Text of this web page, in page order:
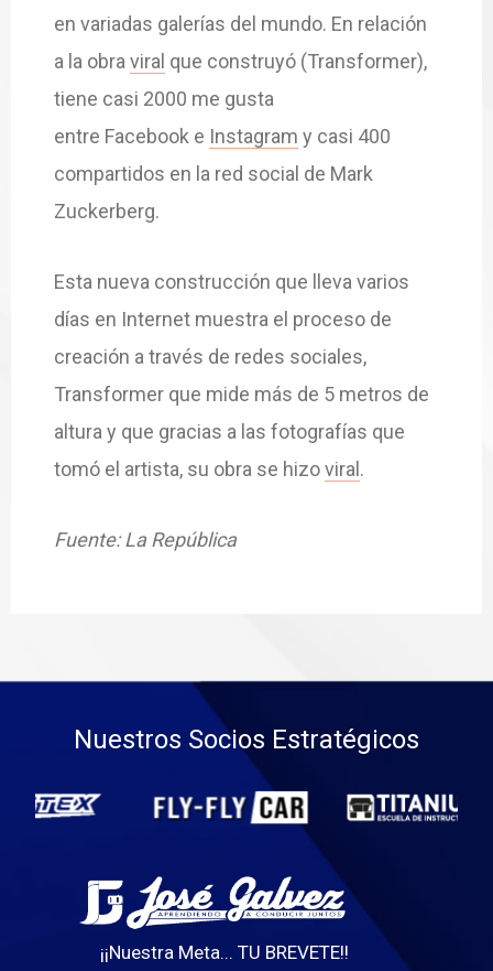
en variadas galerías del mundo. En relación
a la obraviral que construyó (Transformer),
tiene casi 2000 me gusta
entre Facebook e Instagram y casi 400
compartidos en la red social de Mark
Zuckerberg.
Esta nueva construcción que lleva varios
días en Internet muestra el proceso de
creación a través de redes sociales,
Transformer que mide más de 5 metros de
altura y que gracias a las fotografías que
tomó el artista, su obra se hizoviral .
Fuente: La República
Nuestros Socios Estratégicos
¡¡Nuestra Meta... TU BREVETE!!